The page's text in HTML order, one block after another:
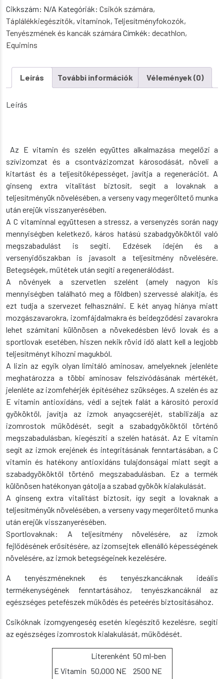
vitamin,
szelén,
lizin
és
oldat
mennyiség
Cikkszám: N/A Kategóriák: Csikók számára,
Táplálékkiegészítők, vitaminok, Teljesítményfokozók,
Tenyészmének és kancák számára Címkék: decathlon,
Equimins
Leírás További információk Vélemények (0)
Leírás
Az E vitamin és szelén együttes alkalmazása megelőzi a
szívizomzat és a csontvázizomzat károsodását, növeli a
kitartást és a teljesítőképességet, javítja a regenerációt. A
ginseng extra vitalitást biztosít, segít a lovaknak a
teljesítményük növelésében, a verseny vagy megerőltető munka
után erejük visszanyerésében.
A C vitaminnal együttesen a stressz, a versenyzés során nagy
mennyiségben keletkező, káros hatású szabadgyököktől való
megszabadulást is segíti. Edzések idején és a
versenyidőszakban is javasolt a teljesítmény növelésére.
Betegségek, műtétek után segíti a regenerálódást.
A növények a szervetlen szelént (amely nagyon kis
mennyiségben található meg a földben) szervessé alakítja, és
ezt tudja a szervezet felhasználni. E két anyag hiánya miatt
mozgászavarokra, izomfájdalmakra és beidegződési zavarokra
lehet számítani különösen a növekedésben lévő lovak és a
sportlovak esetében, hiszen nekik rövid idő alatt kell a legjobb
teljesítményt kihozni magukból.
A lizin az egyik olyan limitáló aminosav, amelyeknek jelenléte
meghatározza a többi aminosav felszívódásának mértékét,
jelenléte az izomfehérjék építéséhez szükséges. A szelén és az
E vitamin antioxidáns, védi a sejtek falát a károsító peroxid
gyököktől, javítja az izmok anyagcseréjét, stabilizálja az
izomrostok működését, segít a szabadgyököktől történő
megszabadulásban, kiegészíti a szelén hatását. Az E vitamin
segít az izmok erejének és integritásának fenntartásában, a C
vitamin és hatékony antioxidáns tulajdonságai miatt segít a
szabadgyököktől történő megszabadulásban. Ez a termék
különösen hatékonyan gátolja a szabad gyökök kialakulását.
A ginseng extra vitalitást biztosít, így segít a lovaknak a
teljesítményük növelésében, a verseny vagy megerőltető munka
után erejük visszanyerésében.
Sportlovaknak: A teljesítmény növelésére, az izmok
fejlődésének erősítésére, az izomsejtek ellenálló képességének
növelésére, az izmok betegségeinek kezelésére.
A tenyészméneknek és tenyészkancáknak ideális
termékenységének fenntartásához, tenyészkancáknál az
egészséges petefészek működés és peteérés biztosításához.
Csikóknak izomgyengeség esetén kiegészítő kezelésre, segíti
az egészséges izomrostok kialakulását, működését.
Literenként 50 ml-ben
E Vitamin 50,000 NE 2500 NE